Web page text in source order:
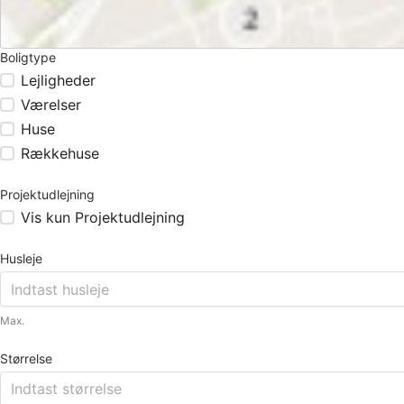
Boligtype
Lejligheder
Værelser
Huse
Rækkehuse
Projektudlejning
Vis kun Projektudlejning
Husleje
Max.
Størrelse